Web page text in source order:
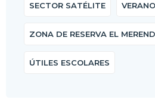
SECTOR SATÉLITE
ZONA DE RESERVA EL
ÚTILES ESCOLARES